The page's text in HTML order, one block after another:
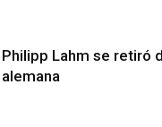
Philipp Lahm se retiró
alemana